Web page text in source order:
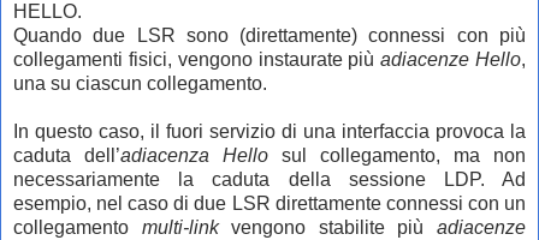
HELLO.
Quando due LSR sono (direttamente) connessi con più
collegamenti fisici, vengono instaurate piùadiacenze Hello,
una su ciascun collegamento.
In questo caso, il fuori servizio di una interfaccia provoca la
caduta dell’adiacenza Hello sul collegamento, ma non
necessariamente la caduta della sessione LDP. Ad
esempio, nel caso di due LSR direttamente connessi con un
collegamento multi-linkvengono stabilite piùadiacenze